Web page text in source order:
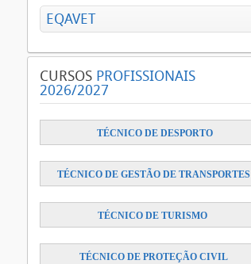
EQAVET
CURSOS PROFISSIONAIS
2026/2027
TÉCNICO DE DESPORTO
TÉCNICO DE GESTÃO DE TRANSPORTES
TÉCNICO DE TURISMO
TÉCNICO DE PROTEÇÃO CIVIL